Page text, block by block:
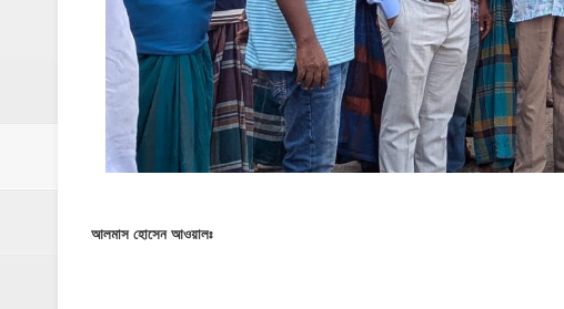
মাদকের ব্যাপারে কোনো সুপারিশ চলবে না, বিএনপির হলেও
‎পার্থশী ইউপি নির্বাচনে চেয়ারম্যান পদে আলোচনার শীর্ষে
​ইসলামপুরে পূর্বশত্রুতার জেরে প্রতিপক্ষের বসতঘরে
আলমাস হোসেন আওয়ালঃ